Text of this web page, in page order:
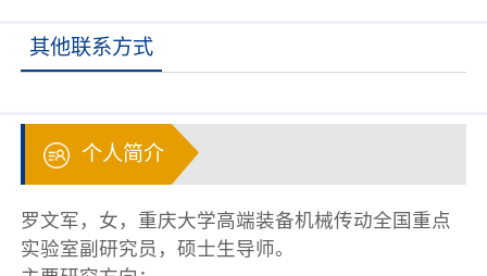
其他联系方式
个人简介
罗文军，女，重庆大学高端装备机械传动全国重点
实验室副研究员，硕士生导师。